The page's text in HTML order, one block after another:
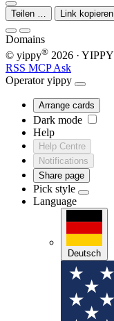
Teilen … Link kopieren
Domains
© yippy® 2026 · YIPPY
RSS MCPAsk
Operator yippy
Arrange cards
Dark mode
Help
Help Centre
Notifications
Share page
Pick style
Language
Deutsch